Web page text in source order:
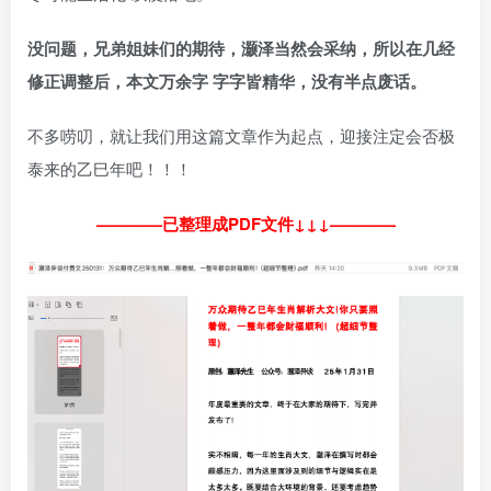
没问题，兄弟姐妹们的期待，灏泽当然会采纳，所以在几经
修正调整后，本文万余字 字字皆精华，没有半点废话。
不多唠叨，就让我们用这篇文章作为起点，迎接注定会否极
泰来的乙巳年吧！！！
————已整理成PDF文件↓↓↓————